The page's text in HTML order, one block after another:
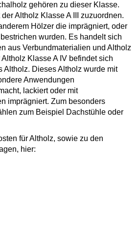
gehören zu dieser Klasse.
Altholz Klasse A III zuzuordnen.
Hölzer die imprägniert, oder
wurden. Es handelt sich
aus Verbundmaterialien und Altholz
Klasse A IV befindet sich
Altholz. Dieses Altholz wurde mit
Anwendungen
lackiert oder mit
imprägniert. Zum besonders
zum Beispiel Dachstühle oder
für Altholz, sowie zu den
hier: